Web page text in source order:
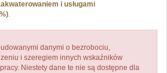
i usługami
.
danymi o bezrobociu,
i szeregiem innych wskaźników
Niestety dane te nie są dostępne dla